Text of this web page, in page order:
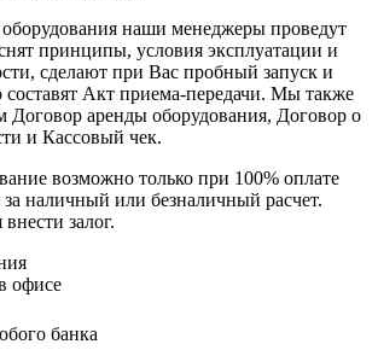
наши менеджеры проведут
принципы, условия эксплуатации и
сделают при Вас пробный запуск и
составят Акт приема-передачи. Мы также
Договор аренды оборудования, Договор о
и Кассовый чек.
возможно только при 100% оплате
за наличный или безналичный расчет.
залог.
офисе
банка